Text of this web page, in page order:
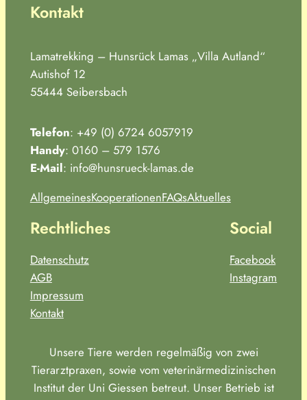
Kontakt
Lamatrekking – Hunsrück Lamas „Villa Autland“
Autishof 12
55444 Seibersbach
Telefon: +49 (0) 6724 6057919
Handy: 0160 – 579 1576
E-Mail: info@hunsrueck-lamas.de
AllgemeinesKooperationenFAQsAktuelles
Rechtliches
Datenschutz
AGB
Impressum
Kontakt
Social
Facebook
Instagram
Unsere Tiere werden regelmäßig von zwei
Tierarztpraxen, sowie vom veterinärmedizinischen
Institut der Uni Giessen betreut. Unser Betrieb ist